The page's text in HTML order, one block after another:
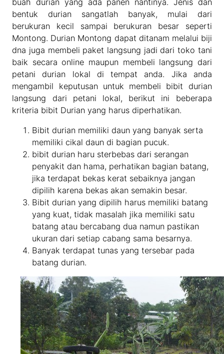
bentuk durian sangatlah banyak, mulai dari
berukuran kecil sampai berukuran besar seperti
Montong. Durian Montong dapat ditanam melalui biji
dna juga membeli paket langsung jadi dari toko tani
baik secara online maupun membeli langsung dari
petani durian lokal di tempat anda. Jika anda
mengambil keputusan untuk membeli bibit durian
langsung dari petani lokal, berikut ini beberapa
kriteria bibit Durian yang harus diperhatikan.
Bibit durian memiliki daun yang banyak serta
memiliki cikal daun di bagian pucuk.
bibit durian haru sterbebas dari serangan
penyakit dan hama, perhatikan bagian batang,
jika terdapat bekas kerat sebaiknya jangan
dipilih karena bekas akan semakin besar.
Bibit durian yang dipilih harus memiliki batang
yang kuat, tidak masalah jika memiliki satu
batang atau bercabang dua namun pastikan
ukuran dari setiap cabang sama besarnya.
Banyak terdapat tunas yang tersebar pada
batang durian.